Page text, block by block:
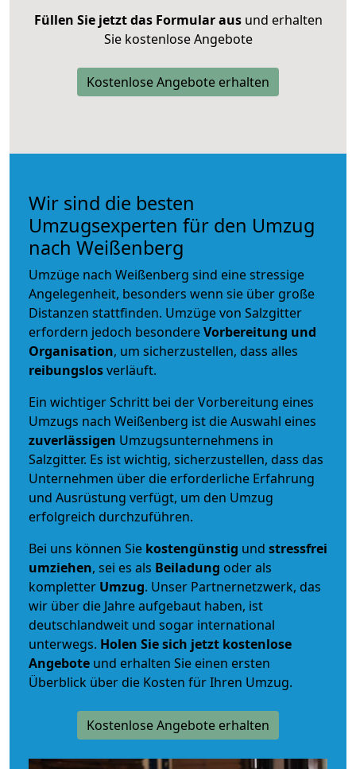
Füllen Sie jetzt das Formular ausund erhalten
Sie kostenlose Angebote
Kostenlose Angebote erhalten
Wir sind die besten
Umzugsexperten für den Umzug
nach Weißenberg
Umzüge nach Weißenberg sind eine stressige
Angelegenheit, besonders wenn sie über große
Distanzen stattfinden. Umzüge von Salzgitter
erfordern jedoch besondereVorbereitung und
Organisation, um sicherzustellen, dass alles
reibungslosverläuft.
Ein wichtiger Schritt bei der Vorbereitung eines
Umzugs nach Weißenberg ist die Auswahl eines
zuverlässigen Umzugsunternehmens in
Salzgitter. Es ist wichtig, sicherzustellen, dass das
Unternehmen über die erforderliche Erfahrung
und Ausrüstung verfügt, um den Umzug
erfolgreich durchzuführen.
Bei uns können Sie kostengünstig und stressfrei
umziehen, sei es als Beiladung oder als
kompletter Umzug. Unser Partnernetzwerk, das
wir über die Jahre aufgebaut haben, ist
deutschlandweit und sogar international
unterwegs. Holen Sie sich jetzt kostenlose
Angebote und erhalten Sie einen ersten
Überblick über die Kosten für Ihren Umzug.
Kostenlose Angebote erhalten